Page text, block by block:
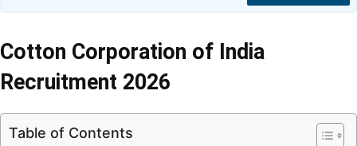
Cotton Corporation of India
Recruitment 2026
Table of Contents